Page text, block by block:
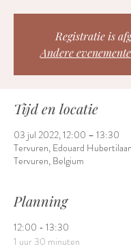
Registratie is
Andere
Tijd en locatie
03 jul 2022, 12:00 – 13:30
Tervuren, Edouard
Tervuren, Belgium
Planning
12:00 - 13:30
1 uur 30 minuten